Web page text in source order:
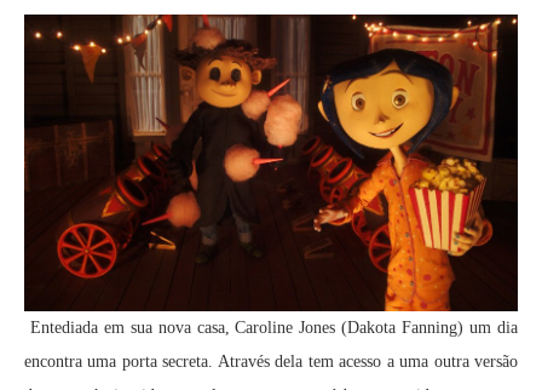
Entediada em sua nova casa, Caroline Jones (Dakota Fanning) um dia
encontra uma porta secreta. Através dela tem acesso a uma outra versão